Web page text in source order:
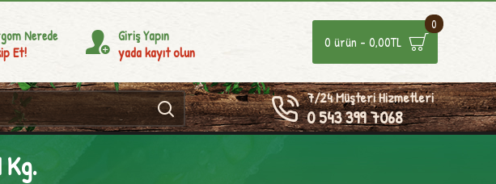
Nerede
Et!
Giriş Yapın
yada kayıt olun
0 ürün - 0,00TL
0
7/24 Müşteri Hizmetleri
0 543 399 7068
Kg.